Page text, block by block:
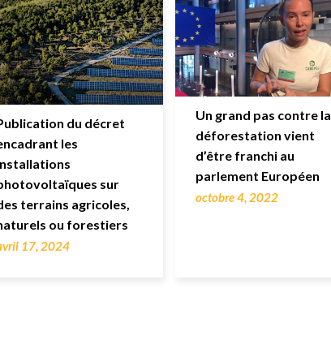
du décret
les
sur
terrains agricoles,
ou forestiers
17, 2024
Un grand pas contre la
déforestation vient
d’être franchi au
parlement Européen
octobre 4, 2022